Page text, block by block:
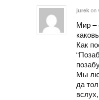
jurek on
Мир –
Как
Мы
да